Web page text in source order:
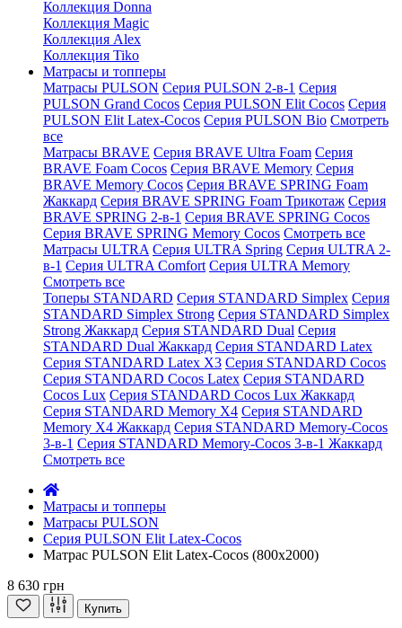
Коллекция Donna
Коллекция Magic
Коллекция Alex
Коллекция Tiko
Матрасы и топперы
Матрасы PULSON Серия PULSON 2-в-1 Серия
PULSON Grand Cocos Серия PULSON Elit Cocos Серия
PULSON Elit Latex-Cocos Серия PULSON Bio Смотреть
все
Матрасы BRAVE Серия BRAVE Ultra Foam Серия
BRAVE Foam Cocos Серия BRAVE Memory Серия
BRAVE Memory Cocos Серия BRAVE SPRING Foam
Жаккард Серия BRAVE SPRING Foam Трикотаж Серия
BRAVE SPRING 2-в-1 Серия BRAVE SPRING Cocos
Серия BRAVE SPRING Memory Cocos Смотреть все
Матрасы ULTRA Серия ULTRA Spring Серия ULTRA 2-
в-1 Серия ULTRA Comfort Серия ULTRA Memory
Смотреть все
Топеры STANDARD Серия STANDARD Simplex Серия
STANDARD Simplex Strong Серия STANDARD Simplex
Strong Жаккард Серия STANDARD Dual Серия
STANDARD Dual Жаккард Серия STANDARD Latex
Серия STANDARD Latex X3 Серия STANDARD Cocos
Серия STANDARD Cocos Latex Серия STANDARD
Cocos Lux Серия STANDARD Cocos Lux Жаккард
Серия STANDARD Memory X4 Серия STANDARD
Memory X4 Жаккард Серия STANDARD Memory-Cocos
3-в-1 Серия STANDARD Memory-Cocos 3-в-1 Жаккард
Смотреть все
Матрасы и топперы
Матрасы PULSON
Серия PULSON Elit Latex-Cocos
Матрас PULSON Elit Latex-Cocos (800x2000)
8 630 грн
Купить